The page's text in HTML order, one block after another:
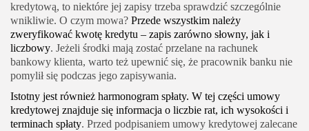
kredytową, to niektóre jej zapisy trzeba sprawdzić szczególnie
wnikliwie. O czym mowa? Przede wszystkim należy
zweryfikować kwotę kredytu – zapis zarówno słowny, jak i
liczbowy. Jeżeli środki mają zostać przelane na rachunek
bankowy klienta, warto też upewnić się, że pracownik banku nie
pomylił się podczas jego zapisywania.
Istotny jest również harmonogram spłaty. W tej części umowy
kredytowej znajduje się informacja o liczbie rat, ich wysokości i
terminach spłaty. Przed podpisaniem umowy kredytowej zalecane